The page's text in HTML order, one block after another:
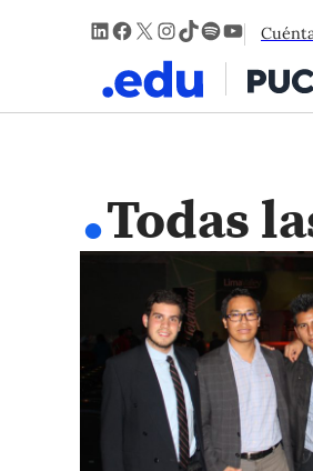
LinkedIn
Facebook
X Instagram
TikTok
Spotify
YouTube
.Todas